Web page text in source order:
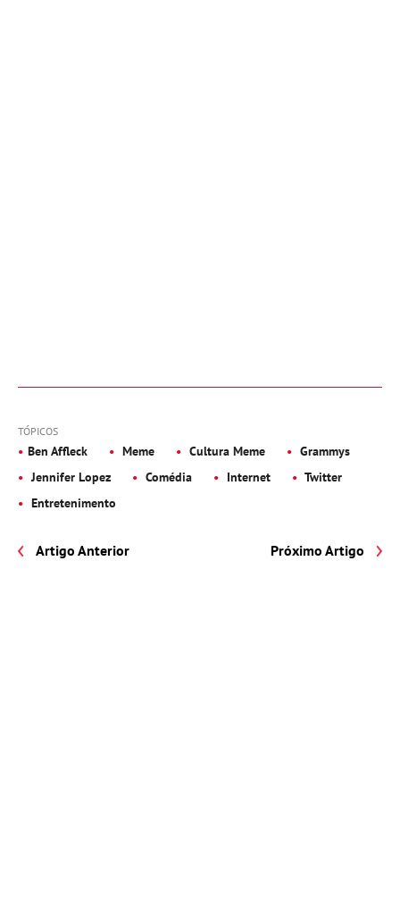
TÓPICOS
Ben Affleck Meme Cultura Meme
Grammys
Jennifer Lopez
Comédia Internet
Twitter
Entretenimento
Artigo Anterior Próximo Artigo